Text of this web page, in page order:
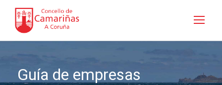
Guía de empresas